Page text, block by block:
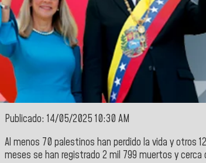
Publicado: 14/05/2025 10:30 AM
Al menos 70 palestinos han perdido la vida y otros
meses se han registrado 2 mil 799 muertos y cerca